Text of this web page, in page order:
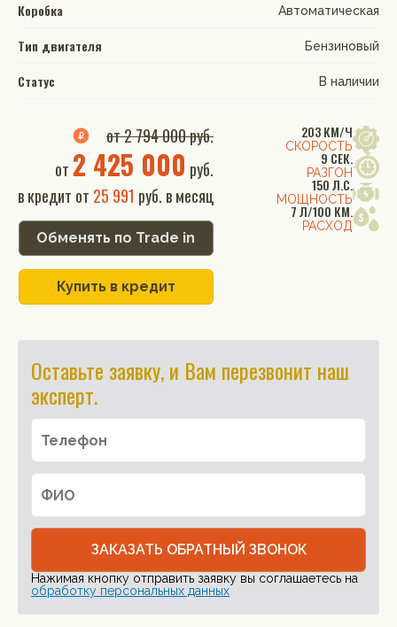
Коробка Автоматическая
Тип двигателя Бензиновый
Статус В наличии
203 КМ/Ч
СКОРОСТЬ
9 СЕК.
РАЗГОН
150 Л.С.
МОЩНОСТЬ
7 Л/100 КМ.
РАСХОД
от 2 794 000 руб.
от 2 425 000 руб.
в кредит от 25 991 руб. в месяц
Обменять по Trade in
Купить в кредит
Оставьте заявку, и Вам перезвонит наш
эксперт.
ЗАКАЗАТЬ ОБРАТНЫЙ ЗВОНОК
Нажимая кнопку отправить заявку вы соглашаетесь на
обработку персональных данных